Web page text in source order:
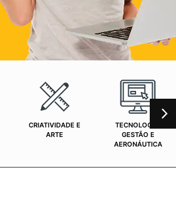
CRIATIVIDADE E
ARTE
TECNOLOGIA,
GESTÃO E
AERONÁUTICA